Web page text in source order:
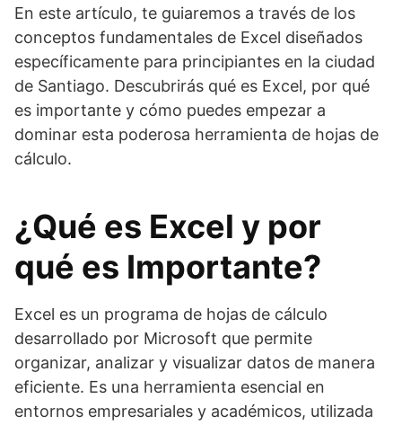
En este artículo, te guiaremos a través de los
conceptos fundamentales de Excel diseñados
específicamente para principiantes en la ciudad
de Santiago. Descubrirás qué es Excel, por qué
es importante y cómo puedes empezar a
dominar esta poderosa herramienta de hojas de
cálculo.
¿Qué es Excel y por
qué es Importante?
Excel es un programa de hojas de cálculo
desarrollado por Microsoft que permite
organizar, analizar y visualizar datos de manera
eficiente. Es una herramienta esencial en
entornos empresariales y académicos, utilizada